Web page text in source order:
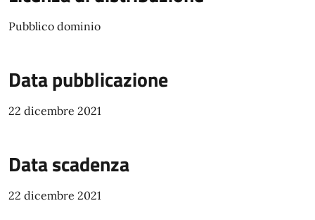
Pubblico dominio
Data pubblicazione
22 dicembre 2021
Data scadenza
22 dicembre 2021